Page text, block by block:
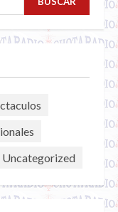
Uncategorized